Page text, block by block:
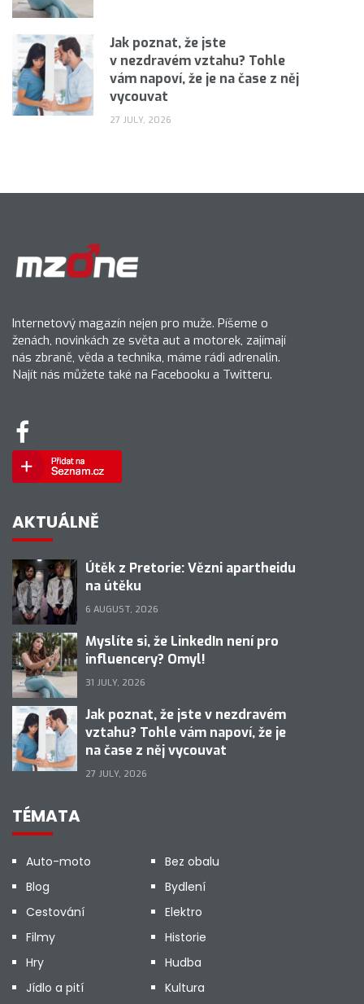
Jak poznat, že jste
v nezdravém vztahu? Tohle
vám napoví, že je na čase z něj
vycouvat
27 JULY, 2026
Internetový magazín nejen pro muže. Píšeme o
ženách, novinkách ze světa aut a motorek, zajímají
nás zbraně, věda a technika, máme rádi adrenalin.
Najít nás můžete také na Facebooku a Twitteru.
AKTUÁLNĚ
Útěk z Pretorie: Vězni apartheidu
na útěku
6 AUGUST, 2026
Myslíte si, že LinkedIn není pro
influencery? Omyl!
31 JULY, 2026
Jak poznat, že jste v nezdravém
vztahu? Tohle vám napoví, že je
na čase z něj vycouvat
27 JULY, 2026
TÉMATA
Auto-moto
Bez obalu
Blog
Bydlení
Cestování
Elektro
Filmy
Historie
Hry
Hudba
Jídlo a pití
Kultura